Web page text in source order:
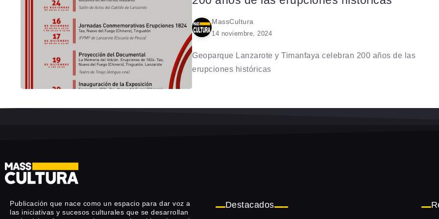
MassCultura
14 noviembre, 2024
Geoparque Lanzarote y Timanfaya celebran 200 años de las
erupciones históricas
Publicación que nace como un espacio para dar voz a
las iniciativas y sucesos culturales que se desarrollan
Destacados